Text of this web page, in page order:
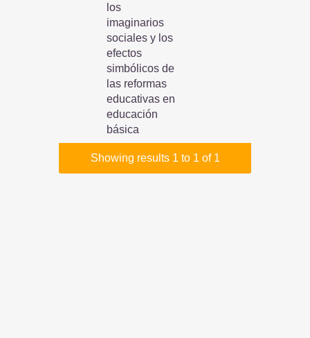
los
imaginarios
sociales y los
efectos
simbólicos de
las reformas
educativas en
educación
básica
Showing results 1 to 1 of 1